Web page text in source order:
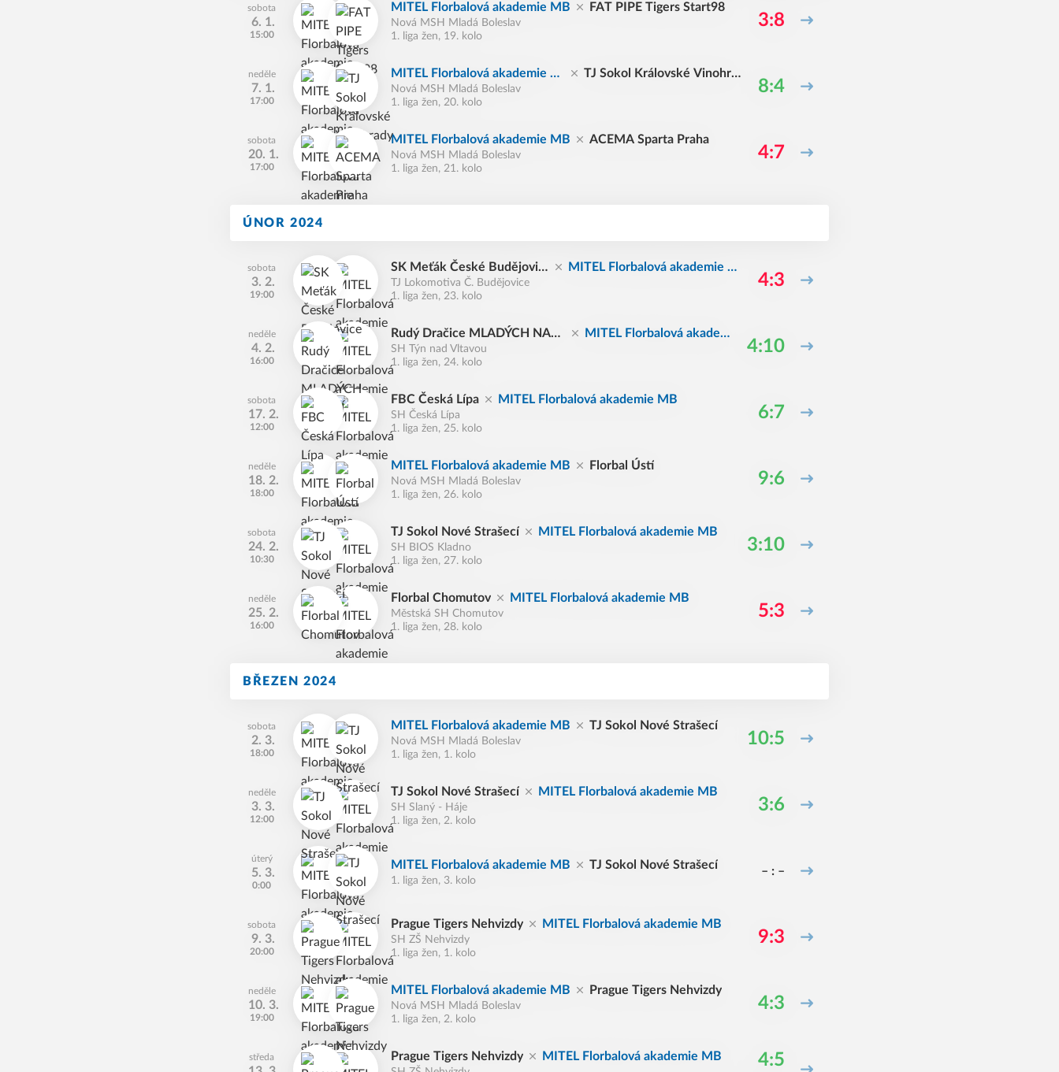
sobota
6. 1.
15:00
MITEL Florbalová akademie MB FAT PIPE Tigers Start98
Nová MSH Mladá Boleslav
1. liga žen, 19. kolo
3:8
neděle
7. 1.
17:00
MITEL Florbalová akademie M
B
TJ Sokol Královské Vinohrad
Nová MSH Mladá Boleslav
1. liga žen, 20. kolo
8:4
sobota
20. 1.
17:00
MITEL Florbalová akademie MB ACEMA Sparta Praha
Nová MSH Mladá Boleslav
1. liga žen, 21. kolo
4:7
ÚNOR 2024
sobota
3. 2.
19:00
SK Meťák České Budějovic
e
MITEL Florbalová akademie M
TJ Lokomotiva Č. Budějovice
1. liga žen, 23. kolo
4:3
neděle
4. 2.
16:00
Rudý Dračice MLADÝCH NAD
ĚJÍ Týn
MITEL Florbalová akademi
SH Týn nad Vltavou
1. liga žen, 24. kolo
4:10
sobota
17. 2.
12:00
FBC Česká Lípa MITEL Florbalová akademie MB
SH Česká Lípa
1. liga žen, 25. kolo
6:7
neděle
18. 2.
18:00
MITEL Florbalová akademie MB Florbal Ústí
Nová MSH Mladá Boleslav
1. liga žen, 26. kolo
9:6
sobota
24. 2.
10:30
TJ Sokol Nové Strašecí MITEL Florbalová akademie MB
SH BIOS Kladno
1. liga žen, 27. kolo
3:10
neděle
25. 2.
16:00
Florbal Chomutov MITEL Florbalová akademie MB
Městská SH Chomutov
1. liga žen, 28. kolo
5:3
BŘEZEN 2024
sobota
2. 3.
18:00
MITEL Florbalová akademie MB TJ Sokol Nové Strašecí
Nová MSH Mladá Boleslav
1. liga žen, 1. kolo
10:5
neděle
3. 3.
12:00
TJ Sokol Nové Strašecí MITEL Florbalová akademie MB
SH Slaný - Háje
1. liga žen, 2. kolo
3:6
úterý
5. 3.
0:00
MITEL Florbalová akademie MB TJ Sokol Nové Strašecí
1. liga žen, 3. kolo
– : –
sobota
9. 3.
20:00
Prague Tigers Nehvizdy MITEL Florbalová akademie MB
SH ZŠ Nehvizdy
1. liga žen, 1. kolo
9:3
neděle
10. 3.
19:00
MITEL Florbalová akademie MB Prague Tigers Nehvizdy
Nová MSH Mladá Boleslav
1. liga žen, 2. kolo
4:3
středa Prague Tigers Nehvizdy MITEL Florbalová akademie MB 4:5